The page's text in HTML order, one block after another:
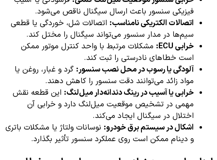
فیزیکی سنسور باعث ارسال سیگنال ناقص می‌شود.
اتصالات الکتریکی نامناسب: اتصالات شل، خوردگی یا قطعی
سیم‌ها در مدار سنسور می‌تواند سیگنال را مختل کند.
خرابی ECU:
مشکلات مرتبط با واحد کنترل موتور ممکن
است خطاهای نادرستی را ثبت کند.
آلودگی یا رسوب در محل نصب سنسور: گرد و غبار، روغن یا
مواد زائد می‌توانند دقت سنسور را کاهش دهند.
خرابی یا آسیب در رینگ دندانه‌دار میل‌لنگ: این قطعه نقش
مهمی در تشخیص موقعیت میل‌لنگ دارد و خرابی آن
اختلال در سیگنال ایجاد می‌کند.
اشکال در سیستم برق خودرو: نوسانات ولتاژ یا مشکلات باتری
و دینام ممکن است روی عملکرد سنسور تأثیر بگذارد.